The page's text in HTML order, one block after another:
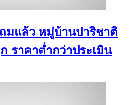
มแล้ว หมู่บ้านปาริชาติ
ราคาต่ำกว่าประเมิน